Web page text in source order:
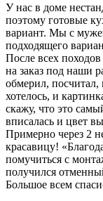
У нас в доме
поэтому готовые
вариант. Мы с
подходящего
После всех
на заказ под наши
обмерил,
хотелось, и
скажу, что это
вписалась и цвет
Примерно через 2
красавицу!
помучиться с
получился
Большое всем